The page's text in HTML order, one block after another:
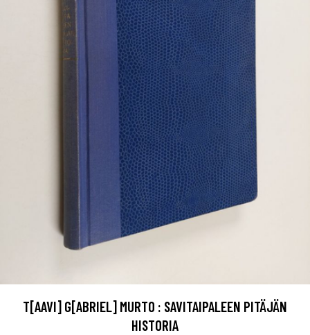
T[AAVI] G[ABRIEL] MURTO : SAVITAIPALEEN PITÄJÄN
HISTORIA